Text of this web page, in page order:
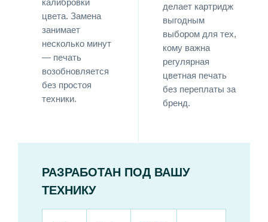
калибровки
цвета. Замена
занимает
несколько минут
— печать
возобновляется
без простоя
техники.
делает картридж
выгодным
выбором для тех,
кому важна
регулярная
цветная печать
без переплаты за
бренд.
РАЗРАБОТАН ПОД ВАШУ
ТЕХНИКУ